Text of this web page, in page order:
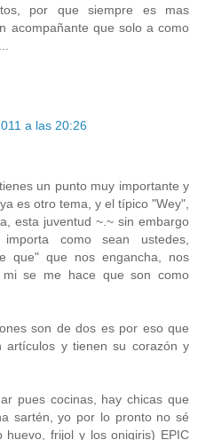
por que siempre es mas
acompañante que solo a como
a las 20:26
un punto muy importante y
es otro tema, y el típico "Wey",
esta juventud ~.~ sin embargo
como sean ustedes,
que" que nos engancha, nos
se me hace que son como
son de dos es por eso que
y tienen su corazón y
pues cocinas, hay chicas que
sartén, yo por lo pronto no sé
frijol y los onigiris) EPIC